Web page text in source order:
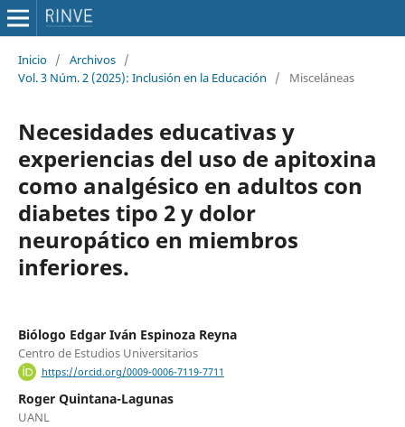
Inicio / Archivos /
Vol. 3 Núm. 2 (2025): Inclusión en la Educación
/ Misceláneas
Necesidades educativas y
experiencias del uso de apitoxina
como analgésico en adultos con
diabetes tipo 2 y dolor
neuropático en miembros
inferiores.
Biólogo Edgar Iván Espinoza Reyna
Centro de Estudios Universitarios
https://orcid.org/0009-0006-7119-7711
Roger Quintana-Lagunas
UANL